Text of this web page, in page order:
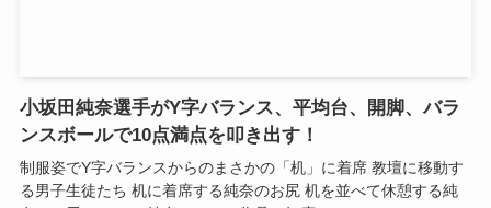
小坂田純奈選手がY字バランス、平均台、開脚、バラ
ンスボールで10点満点を叩き出す！
制服姿でY字バランスからのまさかの「机」に着席 教壇に移動す
る男子生徒たち 机に着席する純奈のお尻 机を並べて休憩する純